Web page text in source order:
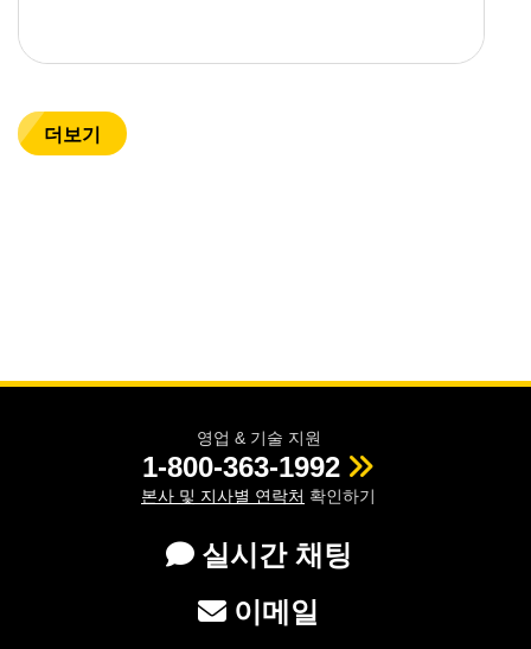
더보기
영업 & 기술 지원
1-800-363-1992
본사 및 지사별 연락처 확인하기
실시간 채팅
이메일